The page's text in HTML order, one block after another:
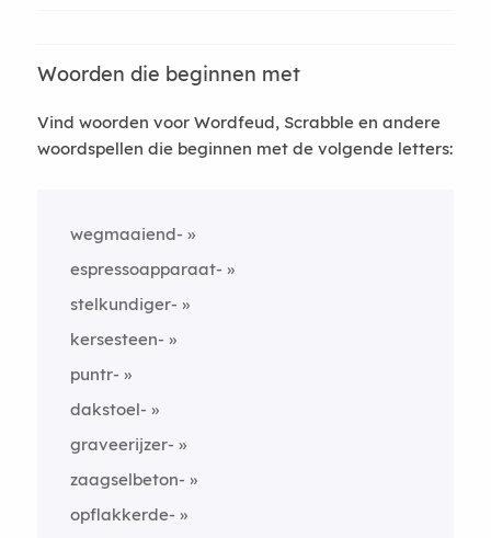
Woorden die beginnen met
Vind woorden voor Wordfeud, Scrabble en andere
woordspellen die beginnen met de volgende letters:
wegmaaiend-
espressoapparaat-
stelkundiger-
kersesteen-
puntr-
dakstoel-
graveerijzer-
zaagselbeton-
opflakkerde-